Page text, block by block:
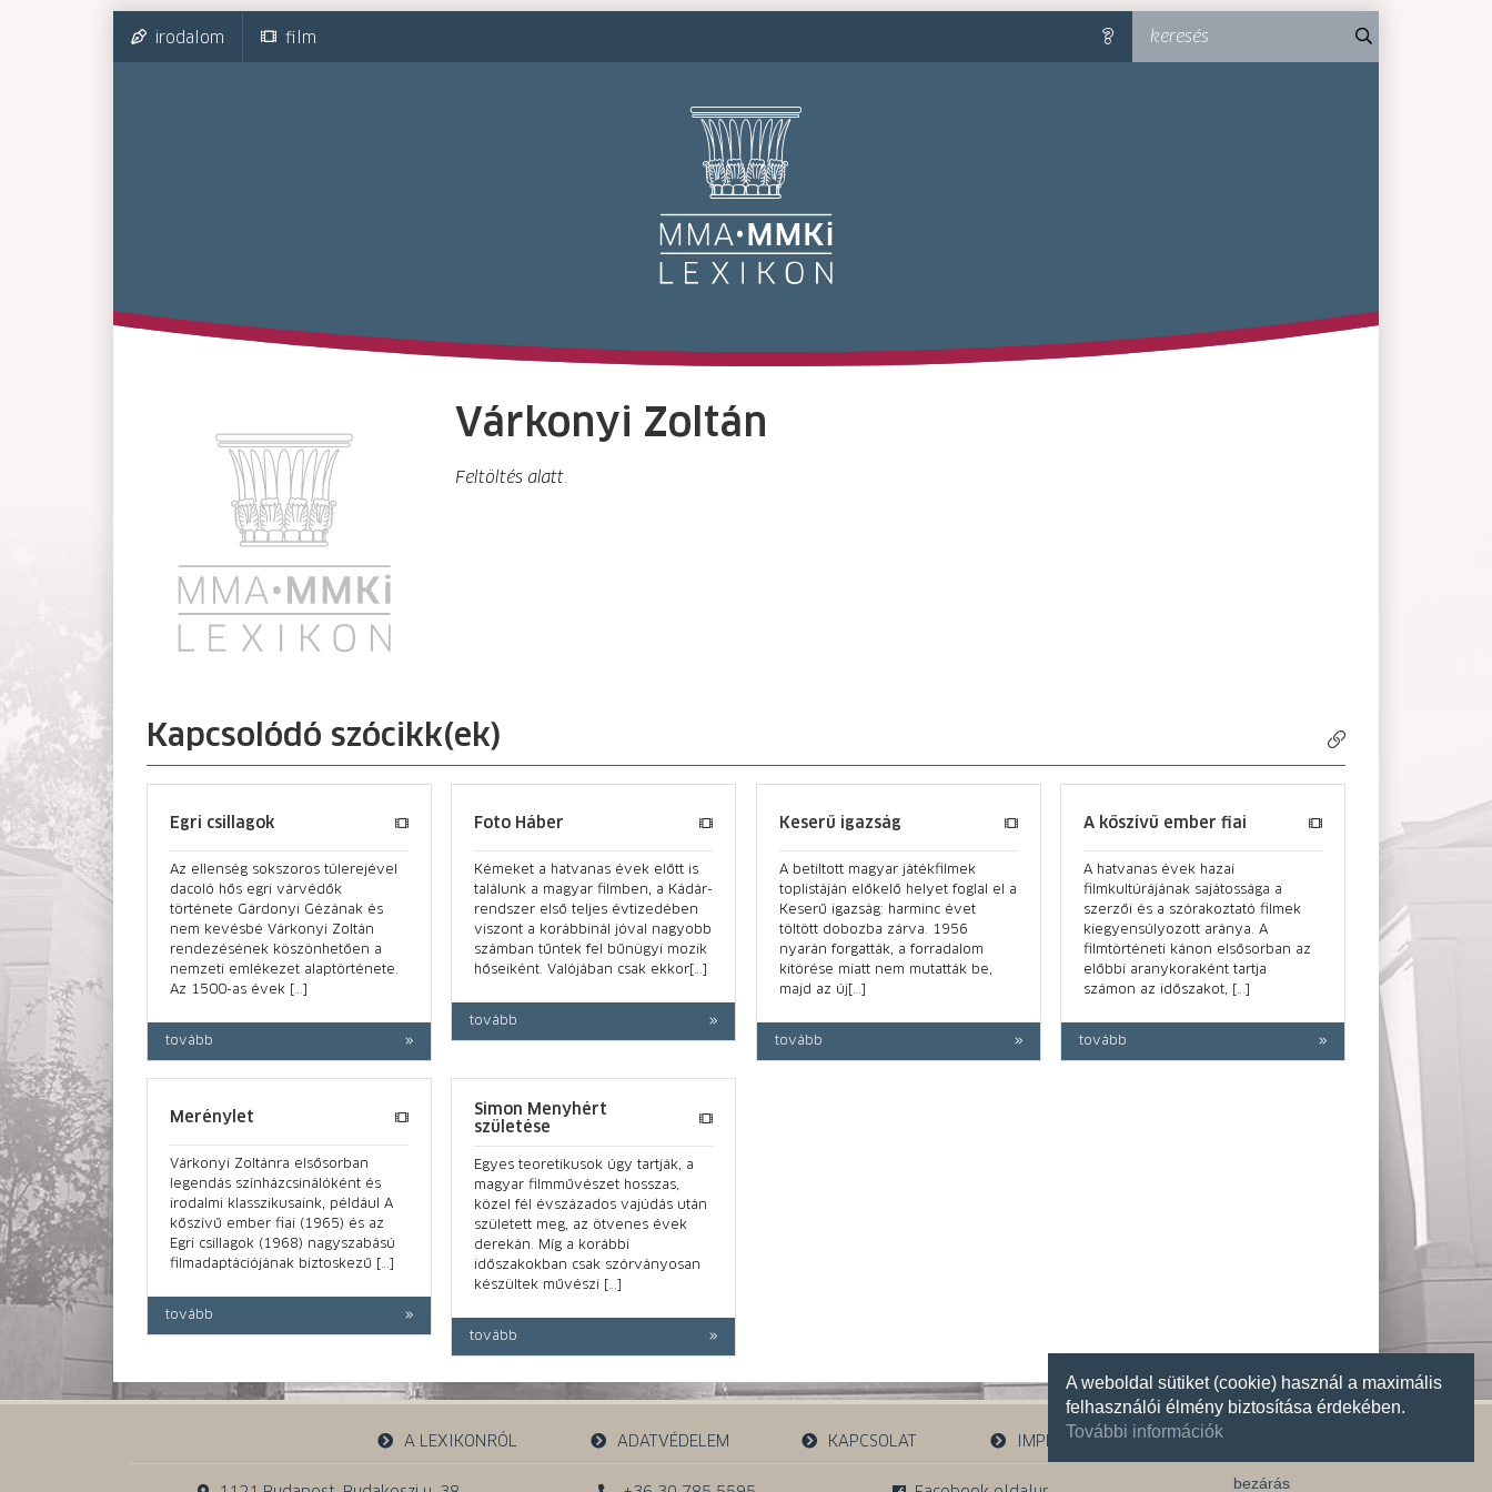
A weboldal sütiket (cookie) használ a maximális
felhasználói élmény biztosítása érdekében.
További információk
bezárás
irodalom film súgó
keresés
MMA-
Várkonyi Zoltán
Feltöltés alatt.
Kapcsolódó szócikk(ek)
Egri csillagok
Az ellenség sokszoros túlerejével
dacoló hős egri várvédők
története Gárdonyi Gézának és
nem kevésbé Várkonyi Zoltán
rendezésének köszönhetően a
nemzeti emlékezet alaptörténete.
Az 1500-as évek […]
tovább
Foto Háber
Kémeket a hatvanas évek előtt is
találunk a magyar filmben, a Kádár-
rendszer első teljes évtizedében
viszont a korábbinál jóval nagyobb
számban tűntek fel bűnügyi mozik
hőseiként. Valójában csak ekkor[…]
tovább
Keserű igazság
A betiltott magyar játékfilmek
toplistáján előkelő helyet foglal el a
Keserű igazság: harminc évet
töltött dobozba zárva. 1956
nyarán forgatták, a forradalom
kitörése miatt nem mutatták be,
majd az új[…]
tovább
A kőszívű ember fiai
A hatvanas évek hazai
filmkultúrájának sajátossága a
szerzői és a szórakoztató filmek
kiegyensúlyozott aránya. A
filmtörténeti kánon elsősorban az
előbbi aranykoraként tartja
számon az időszakot, […]
tovább
Merénylet
Várkonyi Zoltánra elsősorban
legendás színházcsinálóként és
irodalmi klassziku­saink, például A
kőszívű ember fiai (1965) és az
Egri csillagok (1968) nagyszabású
filmadaptációjának biztoskezű […]
tovább
Simon Menyhért
születése
Egyes teoretikusok úgy tartják, a
magyar filmművészet hosszas,
közel fél évszázados vajúdás után
született meg, az ötvenes évek
derekán. Míg a korábbi
időszakokban csak szórványosan
készültek művészi […]
tovább
A LEXIKONRÓL ADATVÉDELEM KAPCSOLAT IMPRESSZUM